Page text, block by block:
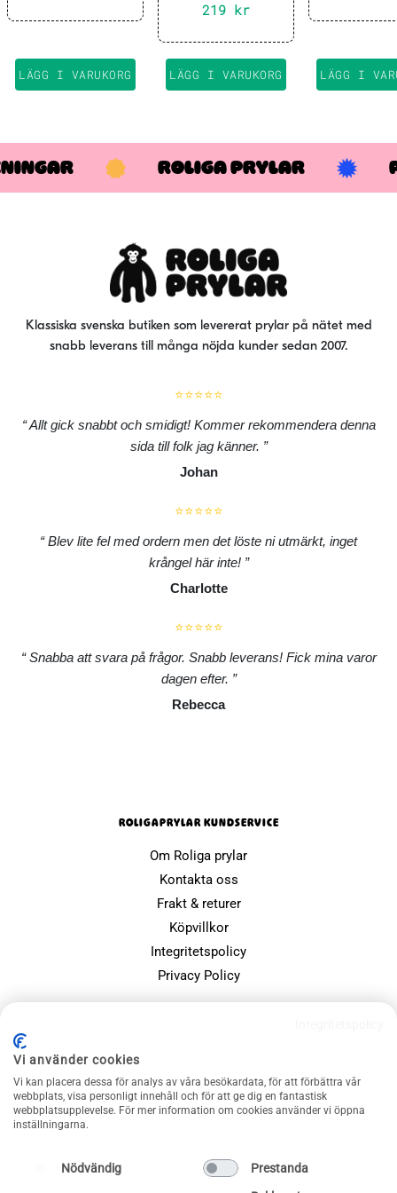
Phone Support
LÄGG I VARUKORG
Albus Dumbledore
cm
219 kr
LÄGG I VARUKORG LÄGG I
ROLIGA PRYLAR
Klassiska svenska butiken som levererat prylar på nätet med
snabb leverans till många nöjda kunder sedan 2007.
⭐⭐⭐⭐⭐
Allt gick snabbt och smidigt! Kommer rekommendera denna
sida till folk jag känner.
Johan
⭐⭐⭐⭐⭐
Blev lite fel med ordern men det löste ni utmärkt, inget
krångel här inte!
Charlotte
⭐⭐⭐⭐⭐
Snabba att svara på frågor. Snabb leverans! Fick mina varor
dagen efter.
Rebecca
ROLIGAPRYLAR KUNDSERVICE
Om Roliga prylar
Kontakta oss
Frakt & returer
Köpvillkor
Integritetspolicy
Privacy Policy
Julklappsspelet
Merchandise
Vi använder cookies
Vi kan placera dessa för analys av våra besökardata, för att förbättra vår
webbplats, visa personligt innehåll och för att ge dig en fantastisk
webbplatsupplevelse. För mer information om cookies använder vi öppna
inställningarna.
Nödvändig Prestanda